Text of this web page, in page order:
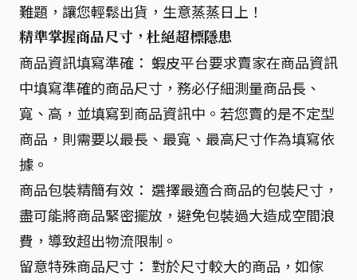
難題，讓您輕鬆出貨，生意蒸蒸日上！
精準掌握商品尺寸，杜絕超標隱患
商品資訊填寫準確： 蝦皮平台要求賣家在商品資訊
中填寫準確的商品尺寸，務必仔細測量商品長、
寬、高，並填寫到商品資訊中。若您賣的是不定型
商品，則需要以最長、最寬、最高尺寸作為填寫依
據。
商品包裝精簡有效： 選擇最適合商品的包裝尺寸，
盡可能將商品緊密擺放，避免包裝過大造成空間浪
費，導致超出物流限制。
留意特殊商品尺寸： 對於尺寸較大的商品，如傢